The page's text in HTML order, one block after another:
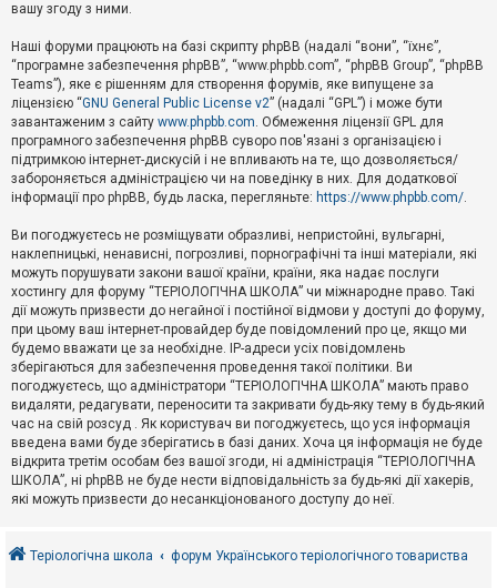
Т
м
и
б
е
з
в
і
д
п
о
в
д
й
А
к
т
и
в
н
т
е
м
и
о
вашу згоду з ними.
Наші форуми працюють на базі скрипту phpBB (надалі “вони”, “їхнє”,
“програмне забезпечення phpBB”, “www.phpbb.com”, “phpBB Group”, “phpBB
Teams”), яке є рішенням для створення форумів, яке випущене за
ліцензією “GNU General Public License v2” (надалі “GPL”) і може бути
завантаженим з сайту www.phpbb.com. Обмеження ліцензії GPL для
програмного забезпечення phpBB суворо пов'язані з організацією і
підтримкою інтернет-дискусій і не впливають на те, що дозволяється/
забороняється адміністрацією чи на поведінку в них. Для додаткової
інформації про phpBB, будь ласка, перегляньте: https://www.phpbb.com/.
Ви погоджуєтесь не розміщувати образливі, непристойні, вульгарні,
наклепницькі, ненависні, погрозливі, порнографічні та інші матеріали, які
можуть порушувати закони вашої країни, країни, яка надає послуги
хостингу для форуму “ТЕРІОЛОГІЧНА ШКОЛА” чи міжнародне право. Такі
дії можуть призвести до негайної і постійної відмови у доступі до форуму,
при цьому ваш інтернет-провайдер буде повідомлений про це, якщо ми
будемо вважати це за необхідне. IP-адреси усіх повідомлень
зберігаються для забезпечення проведення такої політики. Ви
погоджуєтесь, що адміністратори “ТЕРІОЛОГІЧНА ШКОЛА” мають право
видаляти, редагувати, переносити та закривати будь-яку тему в будь-який
час на свій розсуд . Як користувач ви погоджуєтесь, що уся інформація
введена вами буде зберігатись в базі даних. Хоча ця інформація не буде
відкрита третім особам без вашої згоди, ні адміністрація “ТЕРІОЛОГІЧНА
ШКОЛА”, ні phpBB не буде нести відповідальність за будь-які дії хакерів,
які можуть призвести до несанкціонованого доступу до неї.
Теріологічна школа форум Українського теріологічного товариства